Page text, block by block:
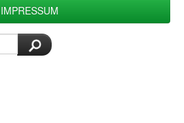
IMPRESSUM